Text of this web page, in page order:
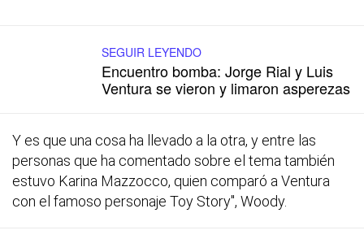
SEGUIR LEYENDO
Encuentro bomba: Jorge Rial y Luis
Ventura se vieron y limaron asperezas
Y es que una cosa ha llevado a la otra, y entre las
personas que ha comentado sobre el tema también
estuvo Karina Mazzocco, quien comparó a Ventura
con el famoso personaje Toy Story", Woody.